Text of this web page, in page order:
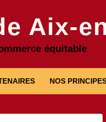
Aix-
équitable
NOS